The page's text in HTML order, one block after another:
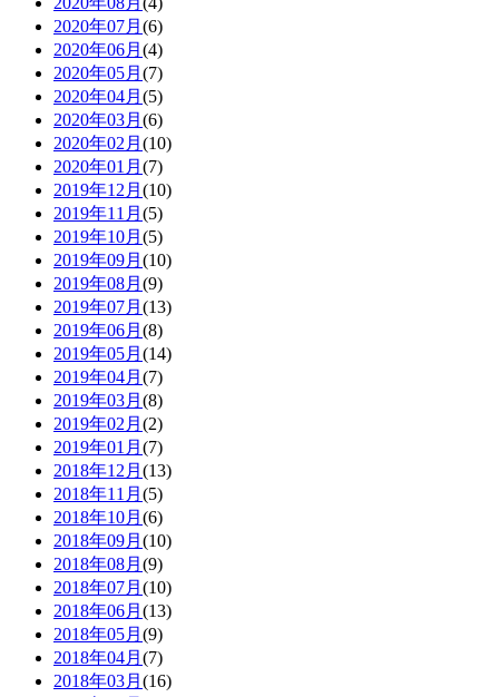
2020年07月 (6)
2020年06月 (4)
2020年05月 (7)
2020年04月 (5)
2020年03月 (6)
2020年02月 (10)
2020年01月 (7)
2019年12月 (10)
2019年11月 (5)
2019年10月 (5)
2019年09月 (10)
2019年08月 (9)
2019年07月 (13)
2019年06月 (8)
2019年05月 (14)
2019年04月 (7)
2019年03月 (8)
2019年02月 (2)
2019年01月 (7)
2018年12月 (13)
2018年11月 (5)
2018年10月 (6)
2018年09月 (10)
2018年08月 (9)
2018年07月 (10)
2018年06月 (13)
2018年05月 (9)
2018年04月 (7)
2018年03月 (16)